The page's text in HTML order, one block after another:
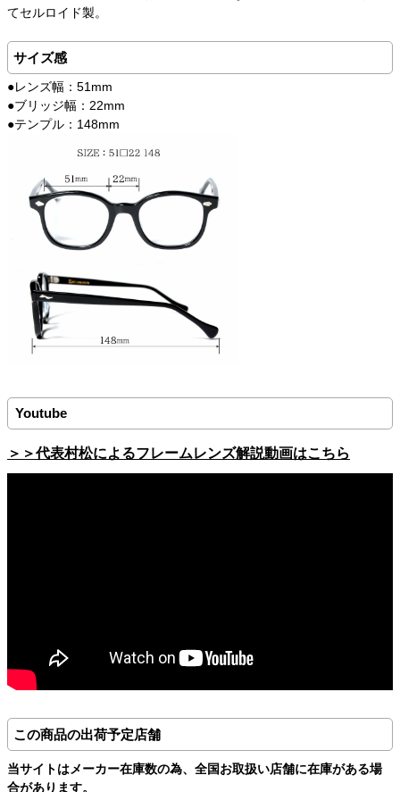
てセルロイド製。
サイズ感
●レンズ幅：51mm
●ブリッジ幅：22mm
●テンプル：148mm
Youtube
＞＞代表村松によるフレームレンズ解説動画はこちら
この商品の出荷予定店舗
当サイトはメーカー在庫数の為、全国お取扱い店舗に在庫がある場
合があります。